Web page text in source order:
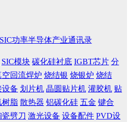
功率半导体产业通讯录
SIC模块 碳化硅衬底 IGBT芯片 分
空回流焊炉 烧结银 烧银炉 烧结
设备 划片机 晶圆贴片机 灌胶机 贴
树脂 散热器 铝碳化硅 五金 键合
瓷劈刀 激光设备 设备配件 PVD设